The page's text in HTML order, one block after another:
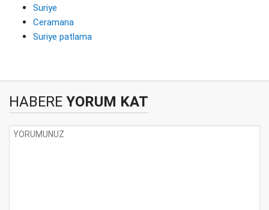
Suriye
Ceramana
Suriye patlama
HABERE YORUM KAT